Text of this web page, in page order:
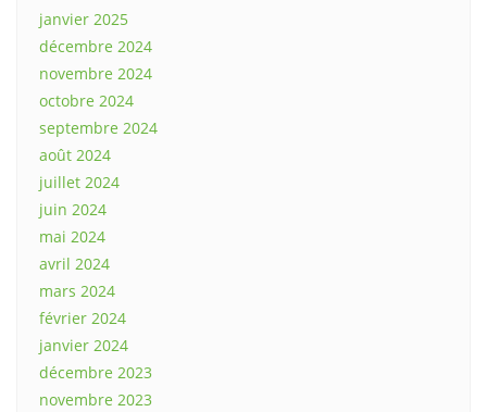
janvier 2025
décembre 2024
novembre 2024
octobre 2024
septembre 2024
août 2024
juillet 2024
juin 2024
mai 2024
avril 2024
mars 2024
février 2024
janvier 2024
décembre 2023
novembre 2023